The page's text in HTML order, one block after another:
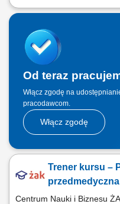
Opis stanowiska: Profesjonalna
medycznym. Sprawne
z pobieraniem próbek do
prowadzenie oraz archiwizacja
Od teraz
Włącz zgodę na
pracodawcom.
Włącz zgodę
Trener kursu –
przedmedyczna
Centrum Nauki i Biznesu